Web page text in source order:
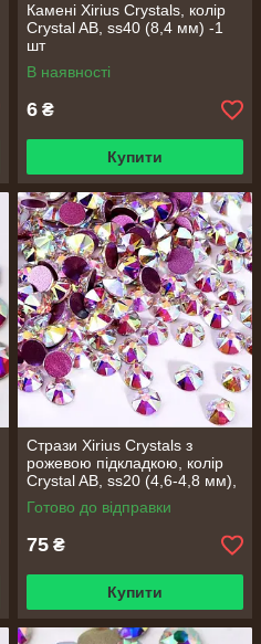
Камені Xirius Crystals, колір
Crystal AB, ss40 (8,4 мм) -1
шт
В наявності
6 ₴
Купити
Стрази Xirius Crystals з
рожевою підкладкою, колір
Crystal AB, ss20 (4,6-4,8 мм),
100 шт.
Готово до відправки
75 ₴
Купити